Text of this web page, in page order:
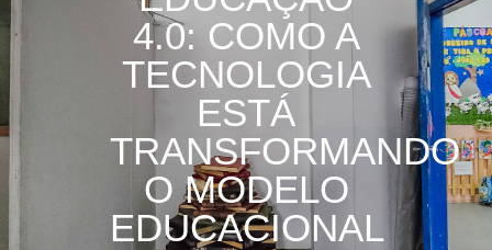
4.0: COMO A
TECNOLOGIA
ESTÁ
TRANSFORMANDO
O MODELO
EDUCACIONAL